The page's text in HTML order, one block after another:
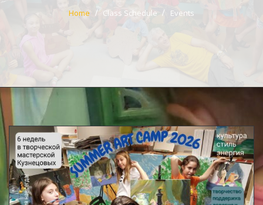
Home Class Schedule Events